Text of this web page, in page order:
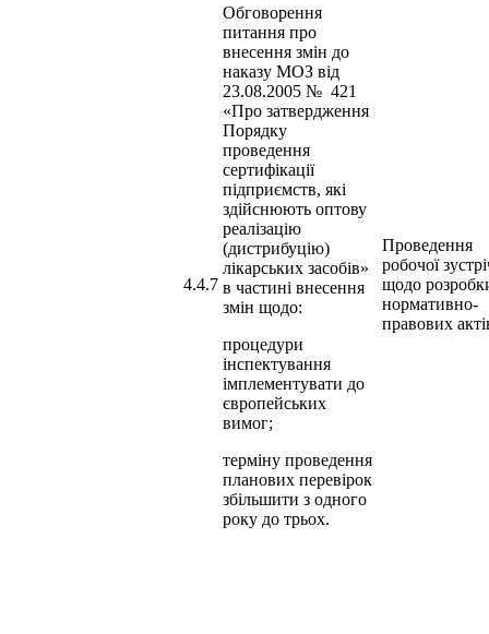
4.4.7
Обговорення
питання про
внесення змін до
наказу МОЗ від
23.08.2005 № 421
«Про затвердження
Порядку
проведення
сертифікації
підприємств, які
здійснюють оптову
реалізацію
(дистрибуцію)
лікарських засобів»
в частині внесення
змін щодо:
процедури
інспектування
імплементувати до
європейських
вимог;
терміну проведення
планових перевірок
збільшити з одного
року до трьох.
Проведення
робочої
щодо
нормативно-
правових